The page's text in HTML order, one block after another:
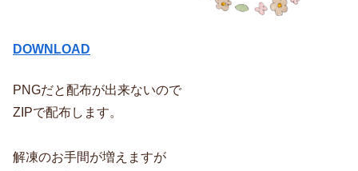
DOWNLOAD
PNGだと配布が出来ないので
ZIPで配布します。
解凍のお手間が増えますが